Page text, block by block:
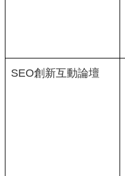
SEO創新互動論壇